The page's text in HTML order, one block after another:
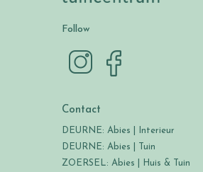
Follow
Contact
DEURNE: Abies | Interieur
DEURNE: Abies | Tuin
ZOERSEL: Abies | Huis & Tuin